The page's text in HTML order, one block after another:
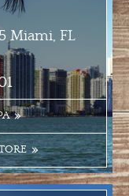
Miami, FL